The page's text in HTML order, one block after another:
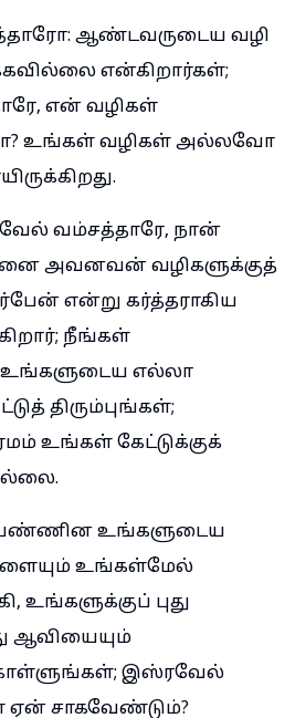
ஆண்டவருடைய வழி
என்கிறார்கள்;
என் வழிகள்
உங்கள் வழிகள் அல்லவோ
வம்சத்தாரே, நான்
அவனவன் வழிகளுக்குத்
என்று கர்த்தராகிய
நீங்கள்
உங்களுடைய எல்லா
திரும்புங்கள்;
உங்கள் கேட்டுக்குக்
உங்களுடைய
உங்கள்மேல்
உங்களுக்குப் புது
ஆவியையும்
இஸ்ரவேல்
ஏன் சாகவேண்டும்?